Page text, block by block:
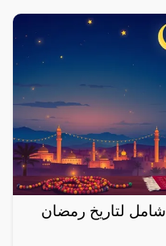
دليل شامل لتاريخ رمضان